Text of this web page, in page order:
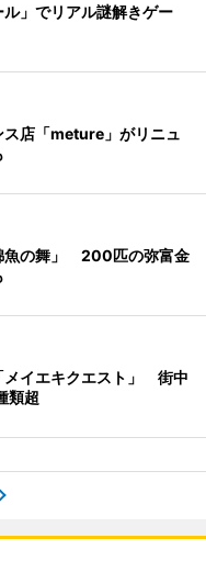
」でリアル謎解きゲー
店「meture」がリニュ
魚の舞」 200匹の弥富金
メイエキクエスト」 街中
類超